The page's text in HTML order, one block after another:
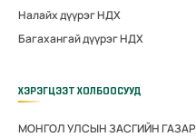
Налайх дүүрэг НДХ
Багахангай дүүрэг НДХ
ХЭРЭГЦЭЭТ ХОЛБООСУУД
МОНГОЛ УЛСЫН ЗАСГИЙН ГАЗАР